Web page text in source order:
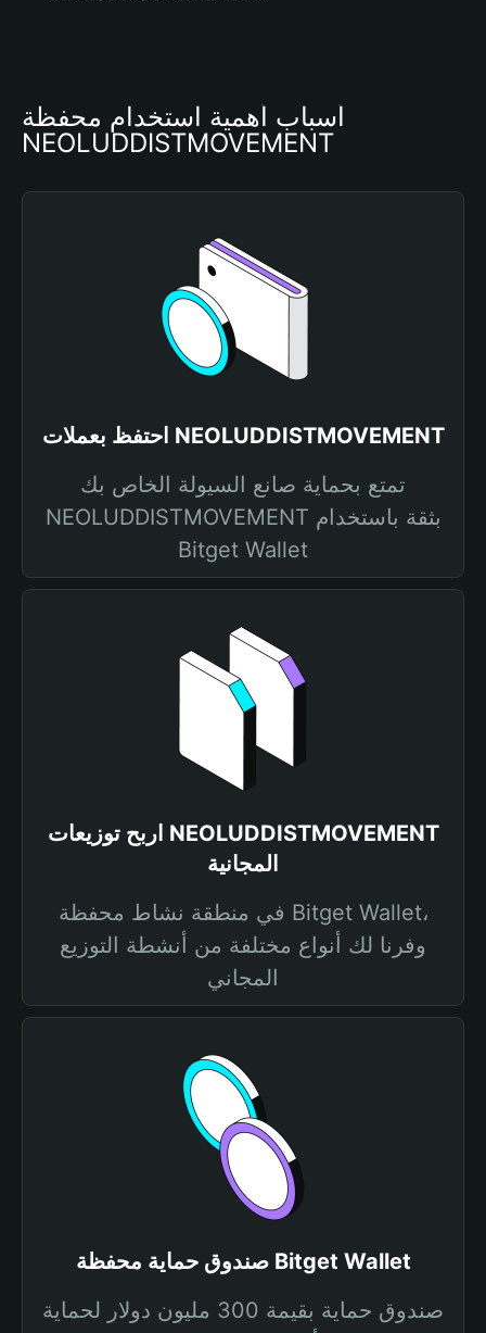
أسباب أهمية استخدام محفظة
NEOLUDDISTMOVEMENT
احتفظ بعملات NEOLUDDISTMOVEMENT
تمتع بحماية صانع السيولة الخاص بك
NEOLUDDISTMOVEMENT بثقة باستخدام
Bitget Wallet
اربح توزيعات NEOLUDDISTMOVEMENT
المجانية
في منطقة نشاط محفظة Bitget Wallet،
وفرنا لك أنواع مختلفة من أنشطة التوزيع
المجاني
صندوق حماية محفظة Bitget Wallet
صندوق حماية بقيمة 300 مليون دولار لحماية